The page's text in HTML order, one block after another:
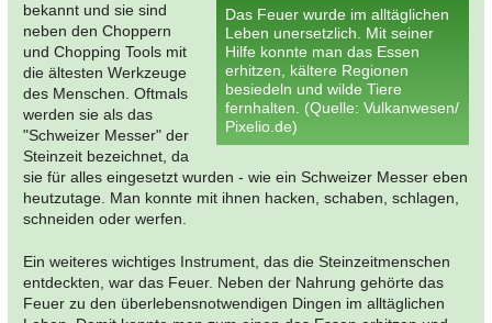
Das Feuer wurde im alltäglichen
Leben unersetzlich. Mit seiner
Hilfe konnte man das Essen
erhitzen, kältere Regionen
besiedeln und wilde Tiere
fernhalten. (Quelle: Vulkanwesen/
Pixelio.de)
bekannt und sie sind
neben den Choppern
und Chopping Tools mit
die ältesten Werkzeuge
des Menschen. Oftmals
werden sie als das
"Schweizer Messer" der
Steinzeit bezeichnet, da
sie für alles eingesetzt wurden - wie ein Schweizer Messer eben
heutzutage. Man konnte mit ihnen hacken, schaben, schlagen,
schneiden oder werfen.
Ein weiteres wichtiges Instrument, das die Steinzeitmenschen
entdeckten, war das Feuer. Neben der Nahrung gehörte das
Feuer zu den überlebensnotwendigen Dingen im alltäglichen